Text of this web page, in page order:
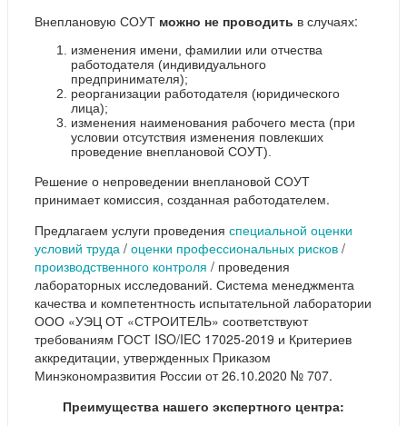
Внеплановую СОУТ можно не проводить в случаях:
изменения имени, фамилии или отчества
работодателя (индивидуального
предпринимателя);
реорганизации работодателя (юридического
лица);
изменения наименования рабочего места (при
условии отсутствия изменения повлекших
проведение внеплановой СОУТ).
Решение о непроведении внеплановой СОУТ
принимает комиссия, созданная работодателем.
Предлагаем услуги проведения специальной оценки
условий труда / оценки профессиональных рисков /
производственного контроля / проведения
лабораторных исследований. Система менеджмента
качества и компетентность испытательной лаборатории
ООО «УЭЦ ОТ «СТРОИТЕЛЬ» соответствуют
требованиям ГОСТ ISO/IEC 17025-2019 и Критериев
аккредитации, утвержденных Приказом
Минэкономразвития России от 26.10.2020 № 707.
Преимущества нашего экспертного центра: